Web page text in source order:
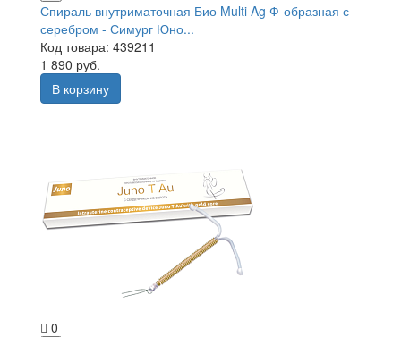
Спираль внутриматочная Био Multi Ag Ф-образная с
серебром - Симург Юно...
Код товара: 439211
1 890 руб.
В корзину
0